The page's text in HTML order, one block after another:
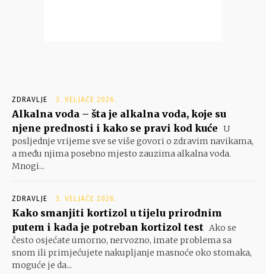
ZDRAVLJE 3. VELJAČE 2026.
Alkalna voda – šta je alkalna voda, koje su
njene prednosti i kako se pravi kod kuće U
posljednje vrijeme sve se više govori o zdravim navikama,
a među njima posebno mjesto zauzima alkalna voda.
Mnogi...
ZDRAVLJE 3. VELJAČE 2026.
Kako smanjiti kortizol u tijelu prirodnim
putem i kada je potreban kortizol test Ako se
često osjećate umorno, nervozno, imate problema sa
snom ili primjećujete nakupljanje masnoće oko stomaka,
moguće je da...